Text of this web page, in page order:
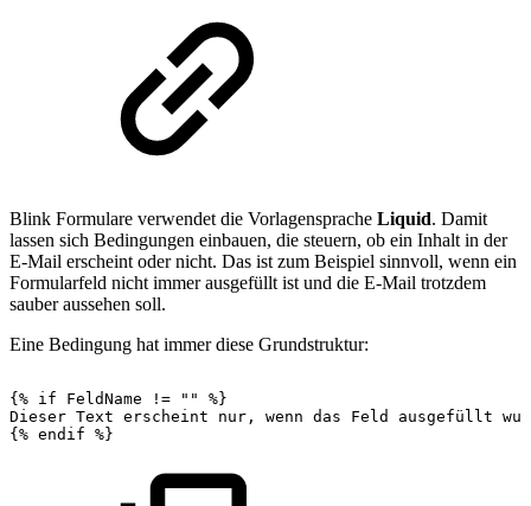
Blink Formulare verwendet die Vorlagensprache Liquid. Damit
lassen sich Bedingungen einbauen, die steuern, ob ein Inhalt in der
E-Mail erscheint oder nicht. Das ist zum Beispiel sinnvoll, wenn ein
Formularfeld nicht immer ausgefüllt ist und die E-Mail trotzdem
sauber aussehen soll.
Eine Bedingung hat immer diese Grundstruktur:
{% if FeldName != ""
%}
Dieser Text erscheint nur, wenn das Feld ausgefüllt
{% endif %}